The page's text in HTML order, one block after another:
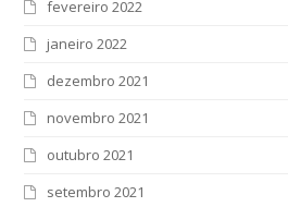
fevereiro 2022
janeiro 2022
dezembro 2021
novembro 2021
outubro 2021
setembro 2021